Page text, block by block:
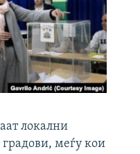
локални
меѓу кои